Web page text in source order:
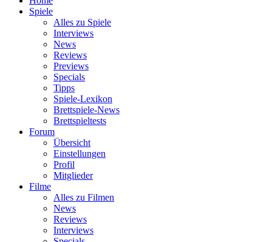
Spiele
Alles zu Spiele
Interviews
News
Reviews
Previews
Specials
Tipps
Spiele-Lexikon
Brettspiele-News
Brettspieltests
Forum
Übersicht
Einstellungen
Profil
Mitglieder
Filme
Alles zu Filmen
News
Reviews
Interviews